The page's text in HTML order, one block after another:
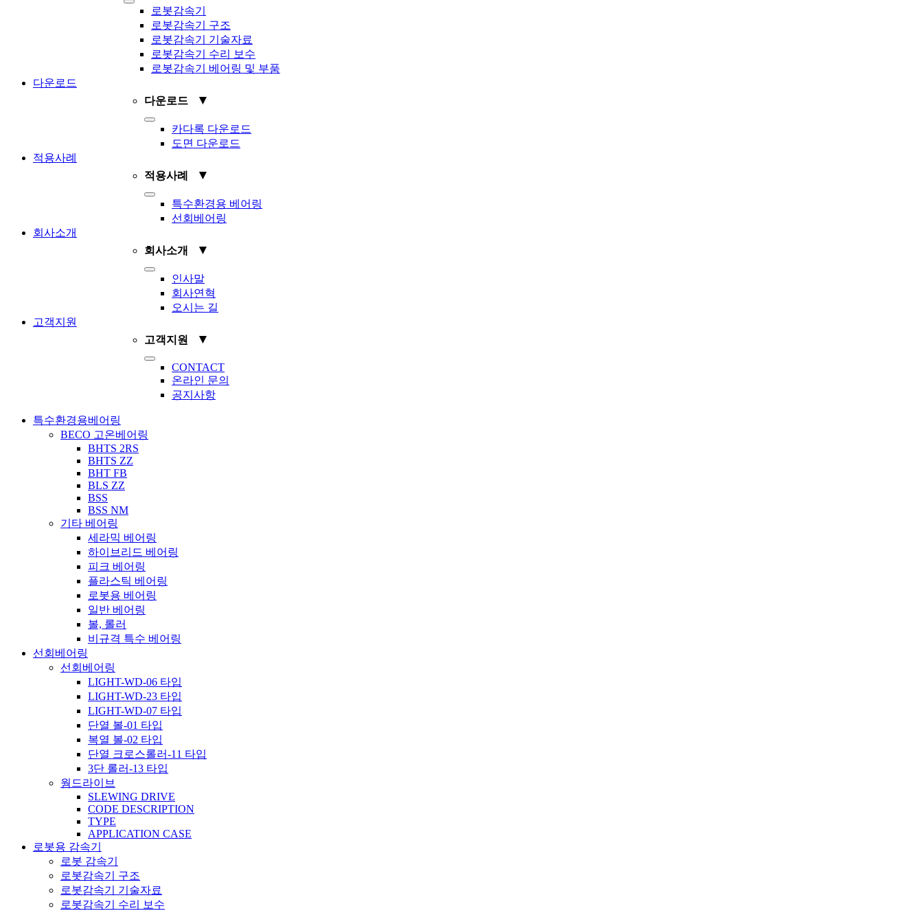
Toggle
Navigation로봇감속기
로봇감속기 구조
로봇감속기 기술자료
로봇감속기 수리 보수
로봇감속기 베어링 및 부품
다운로드
다운로드
▼
Toggle
Navigation카다록 다운로드
도면 다운로드
적용사례
적용사례
▼
Toggle
Navigation특수환경용 베어링
선회베어링
회사소개
회사소개
▼
Toggle
Navigation
인사말
회사연혁
오시는 길
고객지원
고객지원
▼
Toggle
Navigation
CONTACT
온라인 문의
공지사항
특수환경용베어링
BECO 고온베어링
BHTS 2RS
BHTS ZZ
BHT FB
BLS ZZ
BSS
BSS NM
기타 베어링
세라믹 베어링
하이브리드 베어링
피크 베어링
플라스틱 베어링
로봇용 베어링
일반 베어링
볼, 롤러
비규격 특수 베어링
선회베어링
선회베어링
LIGHT-WD-06 타입
LIGHT-WD-23 타입
LIGHT-WD-07 타입
단열 볼-01 타입
복열 볼-02 타입
단열 크로스롤러-11 타입
3단 롤러-13 타입
웜드라이브
SLEWING DRIVE
CODE DESCRIPTION
TYPE
APPLICATION CASE
로봇용 감속기
로봇 감속기
로봇감속기 구조
로봇감속기 기술자료
로봇감속기 수리 보수